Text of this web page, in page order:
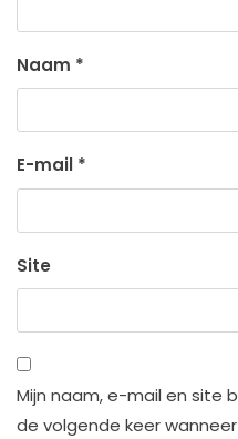
Naam *
E-mail *
Site
Mijn naam, e-mail en site
de volgende keer